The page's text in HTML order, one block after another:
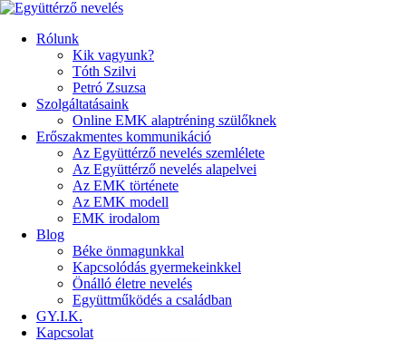
Rólunk
Kik vagyunk?
Tóth Szilvi
Petró Zsuzsa
Szolgáltatásaink
Online EMK alaptréning szülőknek
Erőszakmentes kommunikáció
Az Együttérző nevelés szemlélete
Az Együttérző nevelés alapelvei
Az EMK története
Az EMK modell
EMK irodalom
Blog
Béke önmagunkkal
Kapcsolódás gyermekeinkkel
Önálló életre nevelés
Együttműködés a családban
GY.I.K.
Kapcsolat